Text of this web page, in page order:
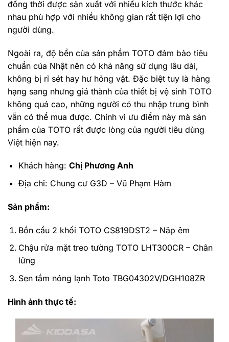
đồng thời được sản xuất với nhiều kích thước khác
nhau phù hợp với nhiều không gian rất tiện lợi cho
người dùng.
Ngoài ra, độ bền của sản phẩm TOTO đảm bảo tiêu
chuẩn của Nhật nên có khả năng sử dụng lâu dài,
không bị rỉ sét hay hư hỏng vặt. Đặc biệt tuy là hàng
hạng sang nhưng giá thành của thiết bị vệ sinh TOTO
không quá cao, những người có thu nhập trung bình
vẫn có thể mua được. Chính vì ưu điểm này mà sản
phẩm của TOTO rất được lòng của người tiêu dùng
Việt hiện nay.
Khách hàng: Chị Phương Anh
Địa chỉ: Chung cư G3D – Vũ Phạm Hàm
Sản phẩm:
Bồn cầu 2 khối TOTO CS819DST2 – Năp êm
Chậu rửa mặt treo tường TOTO LHT300CR – Chân
lửng
Sen tắm nóng lạnh Toto TBG04302V/DGH108ZR
Hình ảnh thực tế: